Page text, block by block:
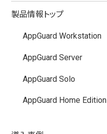
製品情報トップ
AppGuard Workstation
AppGuard Server
AppGuard Solo
AppGuard Home Edition